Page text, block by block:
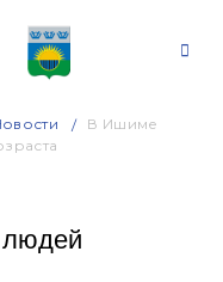
В Ишиме